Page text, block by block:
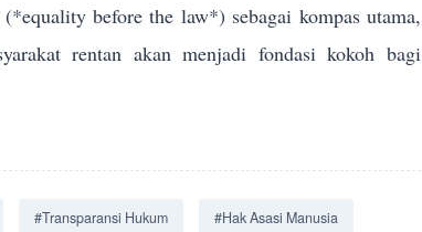
before the law*) sebagai kompas utama,
rentan akan menjadi fondasi kokoh bagi
#Transparansi Hukum #Hak Asasi Manusia